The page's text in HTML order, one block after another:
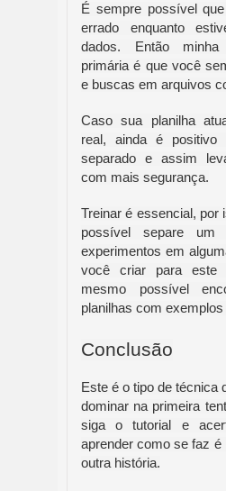
É sempre possível
errado enquanto
dados. Então minha
primária é que você
e buscas em arquivos
Caso sua planilha
real, ainda é positivo
separado e assim
com mais segurança.
Treinar é essencial, por
possível separe
experimentos em
você criar para este
mesmo possível
planilhas com exemplos
Conclusão
Este é o tipo de técnica
dominar na primeira
siga o tutorial e
aprender como se faz é
outra história.